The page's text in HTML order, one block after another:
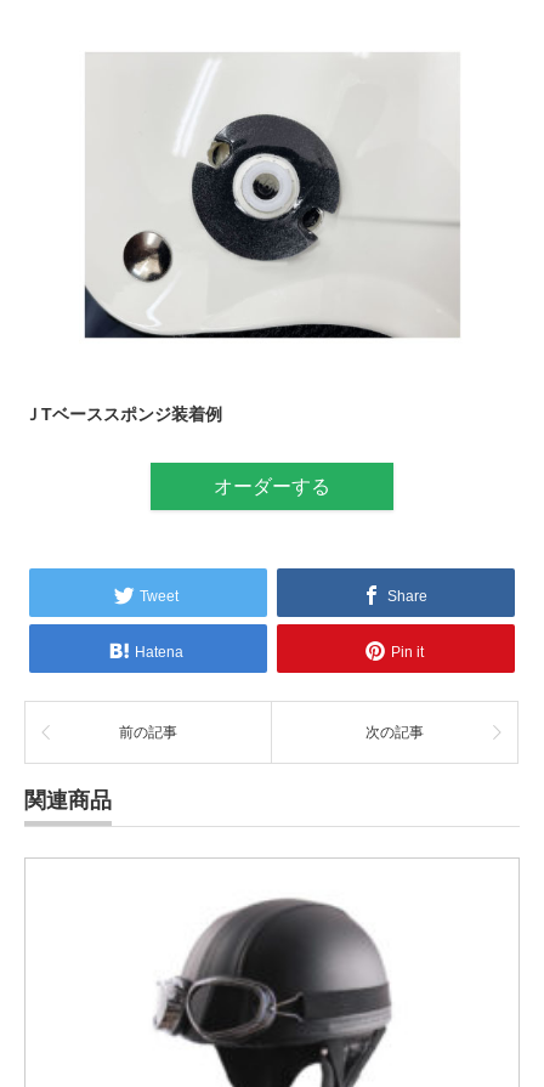
ＪTベーススポンジ装着例
オーダーする
Tweet Share
Hatena Pin it
前の記事 次の記事
関連商品